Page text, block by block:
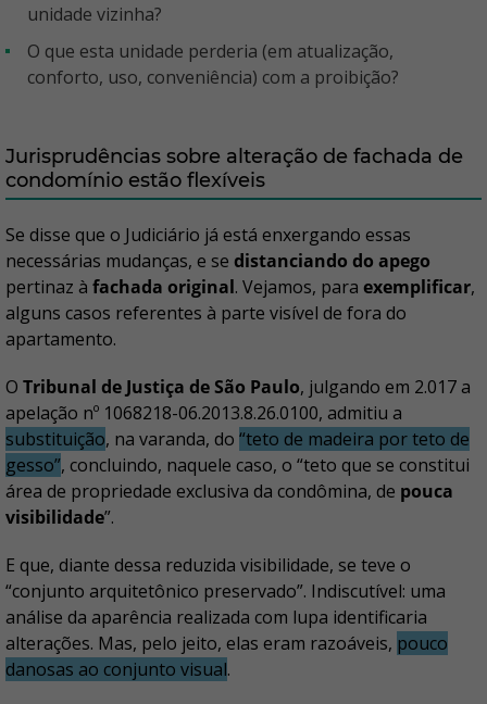
unidade vizinha?
O que esta unidade perderia (em atualização,
conforto, uso, conveniência) com a proibição?
Jurisprudências sobre alteração de fachada de
condomínio estão flexíveis
Se disse que o Judiciário já está enxergando essas
necessárias mudanças, e se distanciando do apego
pertinaz à fachada original. Vejamos, para exemplificar,
alguns casos referentes à parte visível de fora do
apartamento.
O Tribunal de Justiça de São Paulo, julgando em 2.017 a
apelação nº 1068218-06.2013.8.26.0100, admitiu a
substituição, na varanda, do “teto de madeira por teto de
gesso”, concluindo, naquele caso, o “teto que se constitui
área de propriedade exclusiva da condômina, de pouca
visibilidade”.
E que, diante dessa reduzida visibilidade, se teve o
“conjunto arquitetônico preservado”. Indiscutível: uma
análise da aparência realizada com lupa identificaria
alterações. Mas, pelo jeito, elas eram razoáveis, pouco
danosas ao conjunto visual.